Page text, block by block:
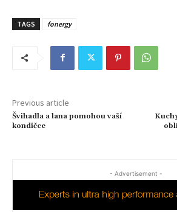
TAGS fonergy
Previous article
Švihadla a lana pomohou vaší
kondičce
- Advertisement -